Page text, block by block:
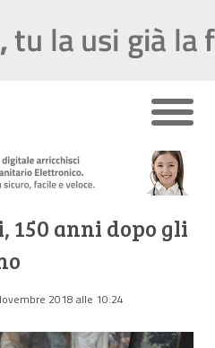
150 anni dopo gli
2018 alle 10:24